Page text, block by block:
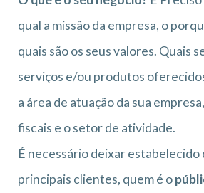
qual a missão da empresa, o
quais são os seus valores. Quais
serviços e/ou produtos
a área de atuação da sua
fiscais e o setor de atividade.
É necessário deixar estabelecido
principais clientes, quem é o